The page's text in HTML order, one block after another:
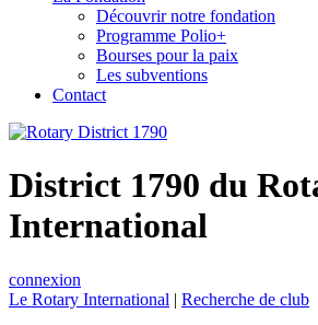
Découvrir notre fondation
Programme Polio+
Bourses pour la paix
Les subventions
Contact
District 1790 du
International
connexion
Le Rotary International | Recherche de club